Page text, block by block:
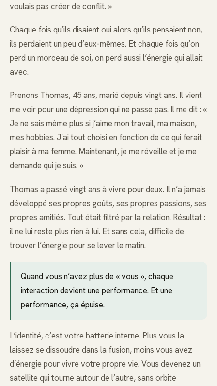
voulais pas créer de conflit. »
Chaque fois qu’ils disaient oui alors qu’ils pensaient non,
ils perdaient un peu d’eux-mêmes. Et chaque fois qu’on
perd un morceau de soi, on perd aussi l’énergie qui allait
avec.
Prenons Thomas, 45 ans, marié depuis vingt ans. Il vient
me voir pour une dépression qui ne passe pas. Il me dit : «
Je ne sais même plus si j’aime mon travail, ma maison,
mes hobbies. J’ai tout choisi en fonction de ce qui ferait
plaisir à ma femme. Maintenant, je me réveille et je me
demande qui je suis. »
Thomas a passé vingt ans à vivre pour deux. Il n’a jamais
développé ses propres goûts, ses propres passions, ses
propres amitiés. Tout était filtré par la relation. Résultat :
il ne lui reste plus rien à lui. Et sans cela, difficile de
trouver l’énergie pour se lever le matin.
Quand vous n’avez plus de « vous », chaque
interaction devient une performance. Et une
performance, ça épuise.
L’identité, c’est votre batterie interne. Plus vous la
laissez se dissoudre dans la fusion, moins vous avez
d’énergie pour vivre votre propre vie. Vous devenez un
satellite qui tourne autour de l’autre, sans orbite